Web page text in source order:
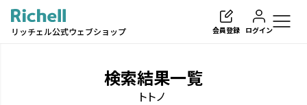
リッチェル公式ウェブショップ 会員登録 ログイン
検索結果一覧
トトノ